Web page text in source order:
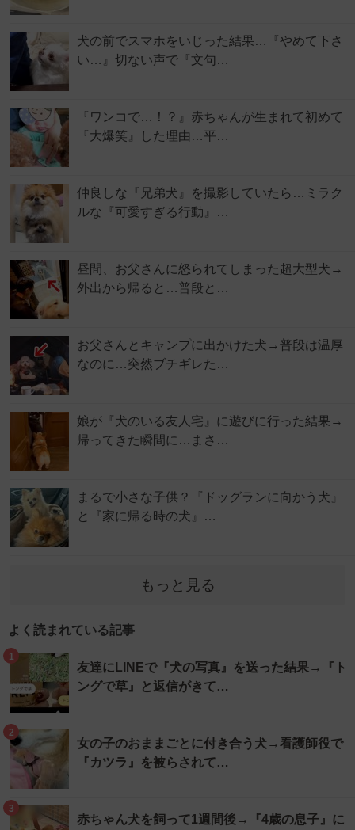
犬の前でスマホをいじった結果…『やめて下さ
い…』切ない声で『文句…
『ワンコで…！？』赤ちゃんが生まれて初めて
『大爆笑』した理由…平…
仲良しな『兄弟犬』を撮影していたら…ミラク
ルな『可愛すぎる行動』…
昼間、お父さんに怒られてしまった超大型犬→
外出から帰ると…普段と…
お父さんとキャンプに出かけた犬→普段は温厚
なのに…突然ブチギレた…
娘が『犬のいる友人宅』に遊びに行った結果→
帰ってきた瞬間に…まさ…
まるで小さな子供？『ドッグランに向かう犬』
と『家に帰る時の犬』…
もっと見る
よく読まれている記事
1
友達にLINEで『犬の写真』を送った結果→『ト
ングで草』と返信がきて…
2
女の子のおままごとに付き合う犬→看護師役で
『カツラ』を被らされて…
3
赤ちゃん犬を飼って1週間後→『4歳の息子』に